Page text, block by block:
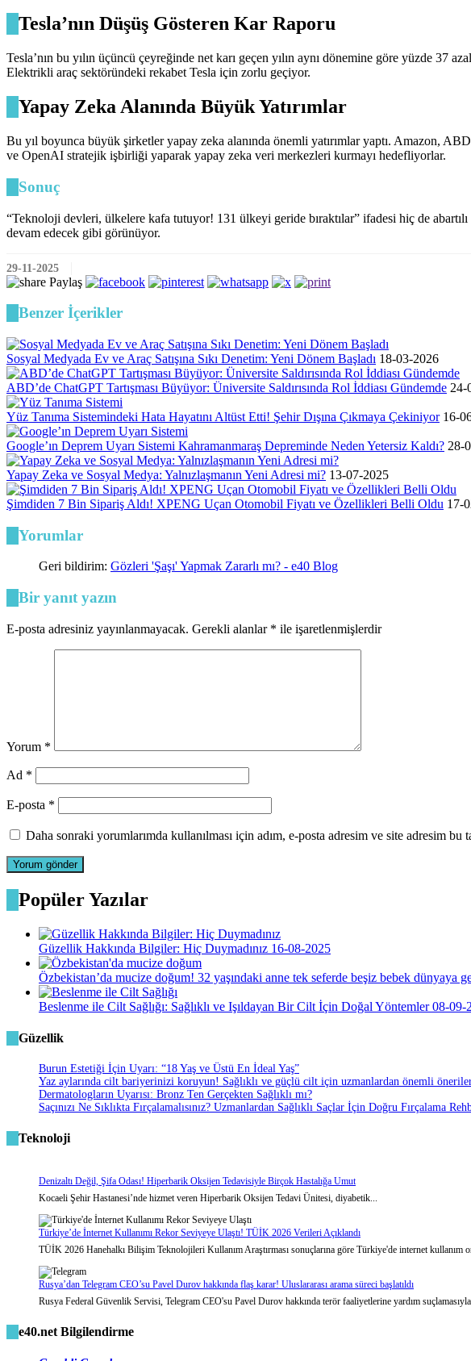
Tesla’nın Düşüş Gösteren Kar Raporu
Tesla’nın bu yılın üçüncü çeyreğinde net karı geçen yılın aynı dönemine göre yüzde 37
Elektrikli araç sektöründeki rekabet Tesla için zorlu geçiyor.
Yapay Zeka Alanında Büyük Yatırımlar
Bu yıl boyunca büyük şirketler yapay zeka alanında önemli yatırımlar yaptı. Amazon,
ve OpenAI stratejik işbirliği yaparak yapay zeka veri merkezleri kurmayı hedefliyorlar.
Sonuç
“Teknoloji devleri, ülkelere kafa tutuyor! 131 ülkeyi geride bıraktılar” ifadesi hiç de
devam edecek gibi görünüyor.
29-11-2025
Paylaş
Benzer İçerikler
Sosyal Medyada Ev ve Araç Satışına Sıkı Denetim: Yeni Dönem Başladı 18-03-2026
ABD’de ChatGPT Tartışması Büyüyor: Üniversite Saldırısında Rol İddiası Gündemde 24-
Yüz Tanıma Sistemindeki Hata Hayatını Altüst Etti! Şehir Dışına Çıkmaya Çekiniyor 16-
Google’ın Deprem Uyarı Sistemi Kahramanmaraş Depreminde Neden Yetersiz Kaldı? 28-
Yapay Zeka ve Sosyal Medya: Yalnızlaşmanın Yeni Adresi mi? 13-07-2025
Şimdiden 7 Bin Sipariş Aldı! XPENG Uçan Otomobil Fiyatı ve Özellikleri Belli Oldu 17-
Yorumlar
Geri bildirim: Gözleri 'Şaşı' Yapmak Zararlı mı? - e40 Blog
Bir yanıt yazın
E-posta adresiniz yayınlanmayacak. Gerekli alanlar * ile işaretlenmişlerdir
Yorum *
Ad *
E-posta *
Daha sonraki yorumlarımda kullanılması için adım, e-posta adresim ve site adresim bu
Popüler Yazılar
Güzellik Hakkında Bilgiler: Hiç Duymadınız 16-08-2025
Özbekistan’da mucize doğum! 32 yaşındaki anne tek seferde beşiz bebek dünyaya
Beslenme ile Cilt Sağlığı: Sağlıklı ve Işıldayan Bir Cilt İçin Doğal Yöntemler 08-09-
Güzellik
Burun Estetiği İçin Uyarı: “18 Yaş ve Üstü En İdeal Yaş”
Yaz aylarında cilt bariyerinizi koruyun! Sağlıklı ve güçlü cilt için uzmanlardan önemli
Dermatologların Uyarısı: Bronz Ten Gerçekten Sağlıklı mı?
Saçınızı Ne Sıklıkta Fırçalamalısınız? Uzmanlardan Sağlıklı Saçlar İçin Doğru Fırçalama
Teknoloji
Denizaltı Değil, Şifa Odası! Hiperbarik Oksijen Tedavisiyle Birçok Hastalığa Umut
Kocaeli Şehir Hastanesi’nde hizmet veren Hiperbarik Oksijen Tedavi Ünitesi, diyabetik...
Türkiye’de İnternet Kullanımı Rekor Seviyeye Ulaştı! TÜİK 2026 Verileri Açıklandı
TÜİK 2026 Hanehalkı Bilişim Teknolojileri Kullanım Araştırması sonuçlarına göre Türkiye'de internet kullanım
Rusya’dan Telegram CEO’su Pavel Durov hakkında flaş karar! Uluslararası arama süreci başlatıldı
Rusya Federal Güvenlik Servisi, Telegram CEO'su Pavel Durov hakkında terör faaliyetlerine yardım suçlamasıyla
e40.net Bilgilendirme